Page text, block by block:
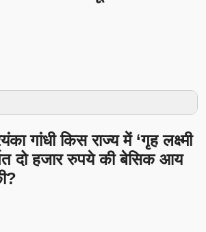
गांधी किस राज्य में ‘गृह लक्ष्मी
दो हजार रुपये की बेसिक आय